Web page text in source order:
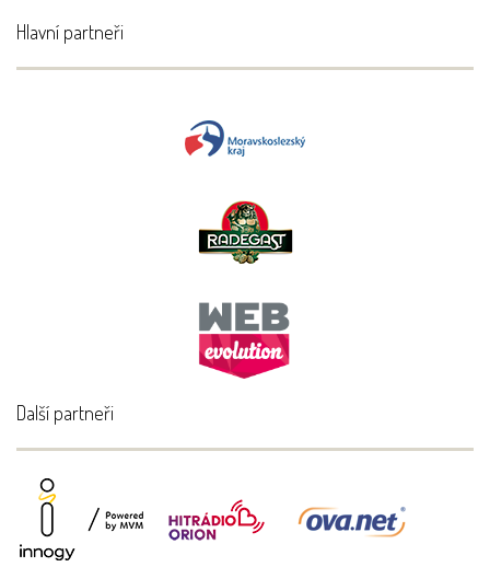
Hlavní partneři
Další partneři